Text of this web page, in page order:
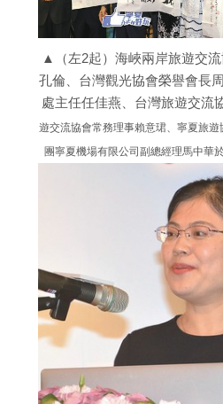
▲（左2起）海峽兩岸旅遊交
孔倫、台灣觀光協會榮譽會長
處主任任佳燕、台灣旅遊交流
遊交流協會常務理事賴意珺、寧夏旅
團寧夏機場有限公司副總經理馬中華